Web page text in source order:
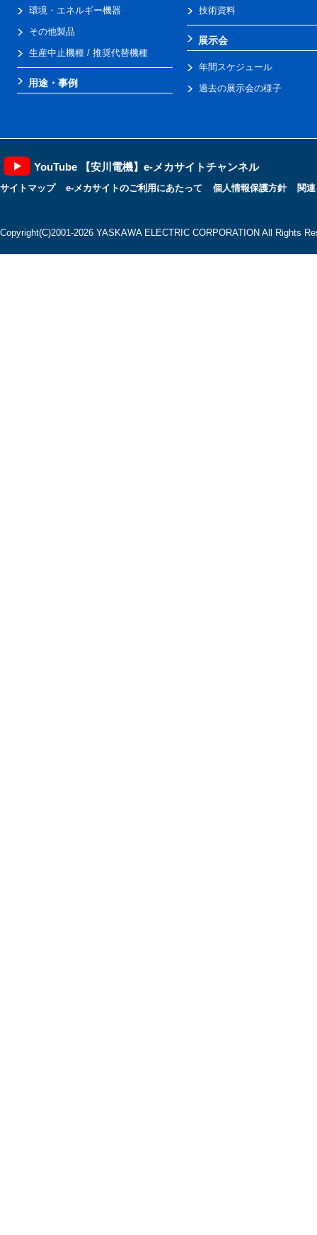
環境・エネルギー機器
その他製品
生産中止機種 / 推奨代替機種
用途・事例
技術資料
展示会
年間スケジュール
過去の展示会の様子
YouTube 【安川電機】e-メカサイトチャンネル
サイトマップ e-メカサイトのご利用にあたって 個人情報保護方針 関
Copyright(C)2001‐2026 YASKAWA ELECTRIC CORPORATION All Rights